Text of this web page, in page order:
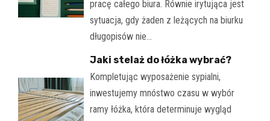
pracę całego biura. Równie irytująca jest
sytuacja, gdy żaden z leżących na biurku
długopisów nie…
Jaki stelaż do łóżka wybrać?
Kompletując wyposażenie sypialni,
inwestujemy mnóstwo czasu w wybór
ramy łóżka, która determinuje wygląd